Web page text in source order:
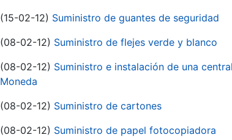
(15-02-12) Suministro de guantes de seguridad
(08-02-12) Suministro de flejes verde y blanco
(08-02-12) Suministro e instalación de una
Moneda
(08-02-12) Suministro de cartones
(08-02-12) Suministro de papel fotocopiadora